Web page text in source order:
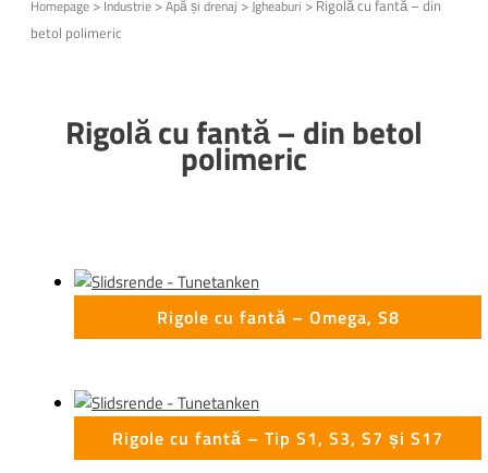
Homepage > Industrie >Apă și drenaj >Jgheaburi > Rigolă cu fantă – din
betol polimeric
Rigolă cu fantă – din betol
polimeric
Rigole cu fantă – Omega, S8
Rigole cu fantă – Tip S1, S3, S7 și S17